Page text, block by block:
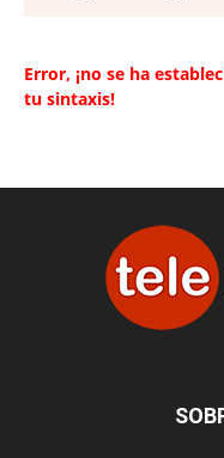
Error, ¡no se ha
tu sintaxis!